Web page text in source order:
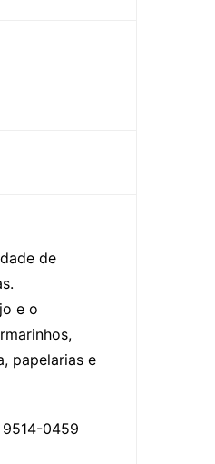
de
e o
papelarias e
9514-0459